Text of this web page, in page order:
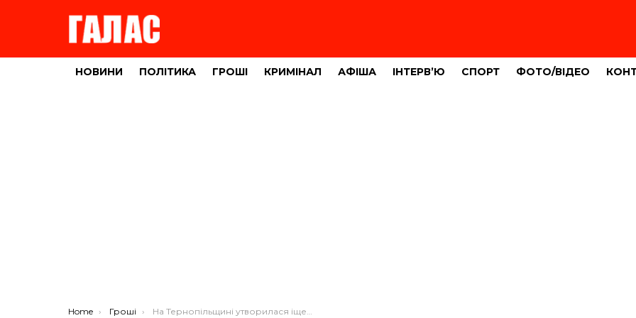
НОВИНИ ПОЛІТИКА ГРОШІ КРИМІНАЛ АФІША ІНТЕРВ’Ю СПОРТ ФОТО/ВІДЕО
You are here:
Home Гроші На Тернопільщині утворилася іще одна “дорога жахів”